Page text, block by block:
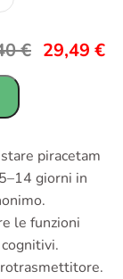
€ 29,49 €
piracetam
giorni in
le funzioni